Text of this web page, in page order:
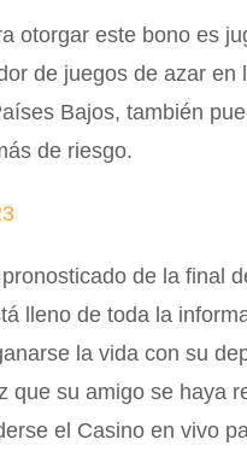
otorgar este bono es
de juegos de azar
Bajos, también
de riesgo.
de la final
lleno de toda la
la vida con su
que su amigo se haya
el Casino en vivo